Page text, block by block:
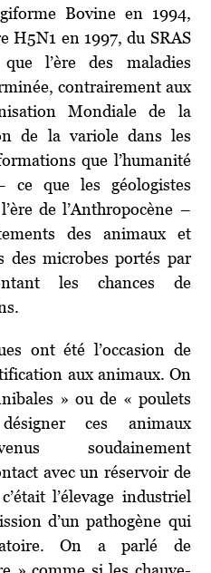
Bovine en 1994,
H5N1 en 1997, du SRAS
l’ère des maladies
contrairement aux
Mondiale de la
de la variole dans les
que l’humanité
que les géologistes
de l’Anthropocène –
des animaux et
des microbes portés par
les chances de
ont été l’occasion de
aux animaux. On
» ou de « poulets
ces animaux
soudainement
avec un réservoir de
l’élevage industriel
d’un pathogène qui
On a parlé de